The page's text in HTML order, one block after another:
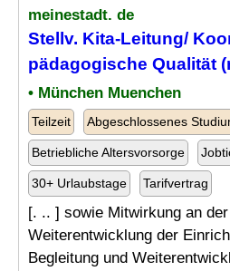
meinestadt. de
Stellv. Kita-Leitung/
pädagogische Qualität
• München Muenchen
Teilzeit Abgeschlossenes
Betriebliche Altersvorsorge
30+ Urlaubstage Tarifvertrag
[. .. ] sowie Mitwirkung an
Weiterentwicklung der
Begleitung und